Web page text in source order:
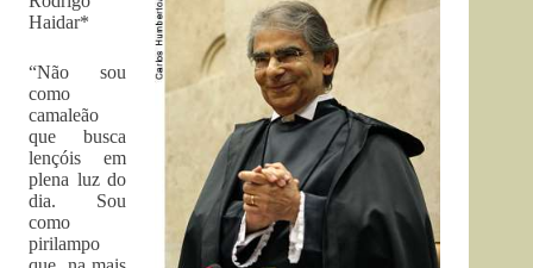
Haidar*
“Não sou
como
camaleão
que busca
lençóis em
plena luz do
dia. Sou
como
pirilampo